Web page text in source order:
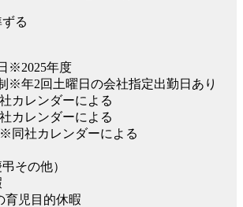
る
※2025年度
※年2回土曜日の会社指定出勤日あり
カレンダーによる
カレンダーによる
同社カレンダーによる
その他）
児目的休暇